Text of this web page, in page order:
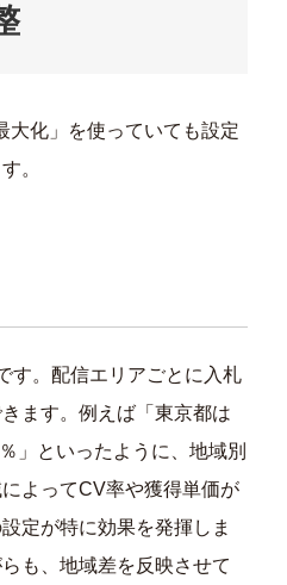
大化」を使っていても設定
。
す。配信エリアごとに入札
ます。例えば「東京都は
」といったように、地域別
よってCV率や獲得単価が
定が特に効果を発揮しま
も、地域差を反映させて